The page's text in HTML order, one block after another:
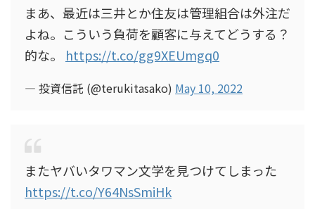
まあ、最近は三井とか住友は管理組合は外注だ
よね。こういう負荷を顧客に与えてどうする？
的な。 https://t.co/gg9XEUmgq0
— 投資信託 (@terukitasako) May 10, 2022
またヤバいタワマン文学を見つけてしまった
https://t.co/Y64NsSmiHk